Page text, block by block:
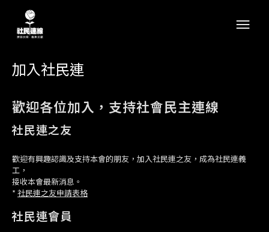
加入社民連
歡迎各位加入，支持社會民主連線
社民連之友
歡迎有興趣認識及支持本會的朋友，加入社民連之友，成為社民連義
工，
接收本會最新消息。
* 社民連之友申請表格
社民連會員